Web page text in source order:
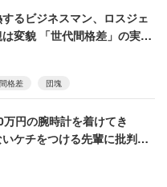
るビジネスマン、ロスジェ
変貌 「世代間格差」の実態
格差 団塊
万円の腕時計を着けてき
ケチをつける先輩に批判殺